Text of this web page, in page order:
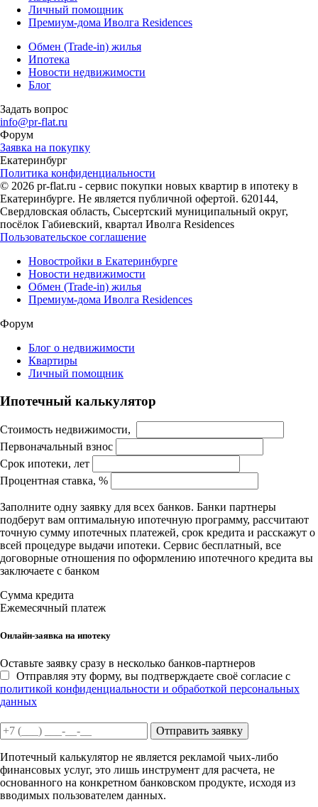
Личный помощник
Премиум-дома Иволга Residences
Обмен (Trade-in) жилья
Ипотека
Новости недвижимости
Блог
Задать вопрос
info@pr-flat.ru
Форум
Заявка на покупку
Екатеринбург
Политика конфиденциальности
© 2026 pr-flat.ru - сервис покупки новых квартир в ипотеку в
Екатеринбурге. Не является публичной офертой. 620144,
Свердловская область, Сысертский муниципальный округ,
посёлок Габиевский, квартал Иволга Residences
Пользовательское соглашение
Новостройки в Екатеринбурге
Новости недвижимости
Обмен (Trade-in) жилья
Премиум-дома Иволга Residences
Форум
Блог о недвижимости
Квартиры
Личный помощник
Ипотечный калькулятор
Стоимость недвижимости,
Первоначальный взнос
Срок ипотеки, лет
Процентная ставка, %
Заполните одну заявку для всех банков. Банки партнеры
подберут вам оптимальную ипотечную программу, рассчитают
точную сумму ипотечных платежей, срок кредита и расскажут о
всей процедуре выдачи ипотеки. Сервис бесплатный, все
договорные отношения по оформлению ипотечного кредита вы
заключаете с банком
Сумма кредита
Ежемесячный платеж
Онлайн-заявка на ипотеку
Оставьте заявку сразу в несколько банков-партнеров
Отправляя эту форму, вы подтверждаете своё согласие с
политикой конфиденциальности и обработкой персональных
данных
Отправить заявку
Ипотечный калькулятор не является рекламой чьих-либо
финансовых услуг, это лишь инструмент для расчета, не
основанного на конкретном банковском продукте, исходя из
вводимых пользователем данных.